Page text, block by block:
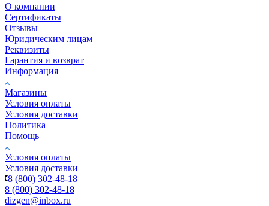
О компании
Сертификаты
Отзывы
Юридическим лицам
Реквизиты
Гарантия и возврат
Информация
Магазины
Условия оплаты
Условия доставки
Политика
Помощь
Условия оплаты
Условия доставки
8 (800) 302-48-18
8 (800) 302-48-18
dizgen@inbox.ru